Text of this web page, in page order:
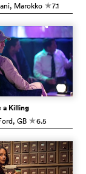
, Marokko c7.1
a Killing
, GB c6.5